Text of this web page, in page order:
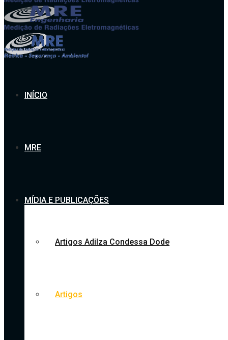
INÍCIO
MRE
MÍDIA E PUBLICAÇÕES
Artigos Adilza Condessa Dode
Artigos